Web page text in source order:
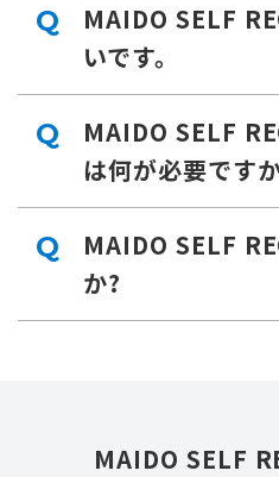
Q
MAIDO SELF
いです。
Q
MAIDO SELF
は何が必要です
Q
MAIDO SELF
か?
MAIDO SELF